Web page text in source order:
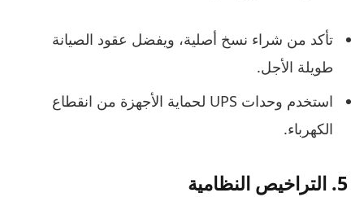
تأكد من شراء نسخ أصلية، ويفضل عقود الصيانة
طويلة الأجل.
استخدم وحدات UPS لحماية الأجهزة من انقطاع
الكهرباء.
5. التراخيص النظامية